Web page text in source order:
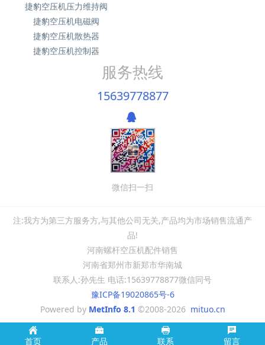
捷豹空压机压力维持阀
捷豹空压机电磁阀
捷豹空压机散热器
捷豹空压机控制器
服务热线
15639778877
微信扫一扫
注:我方为第三方服务方,与其他公司无关,产品均为市场销售流通产
品!
河南螺杆空压机配件销售
河南省郑州市新郑市华南城
联系人:孙先生 电话:15639778877微信同号
豫ICP备19020865号-6
Powered by MetInfo 8.1 ©2008-2026 mituo.cn
首页 产品 联系 留言